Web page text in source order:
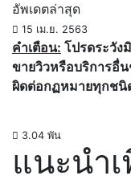
อัพเดตล่าสุด
15 เม.ย. 2563
คำเตือน: โปรดระวัง
ขายวิวหรือบริการอื่
ผิดต่อกฏหมายทุกชนิ
3.04 พัน
แนะนำ